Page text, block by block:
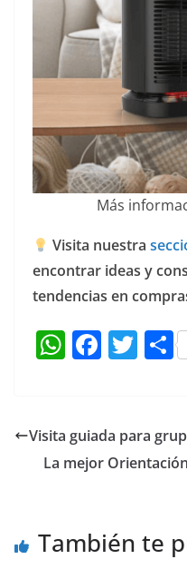
Más
Visita nuestra
encontrar ideas y
tendencias en
W
s
A
F
e
b
k
T
er
Visita guiada para
La mejor
También te